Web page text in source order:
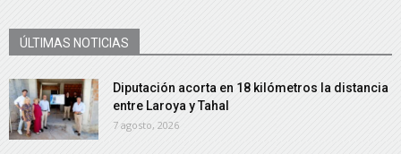
ÚLTIMAS NOTICIAS
Diputación acorta en 18 kilómetros la distancia
entre Laroya y Tahal
7 agosto, 2026